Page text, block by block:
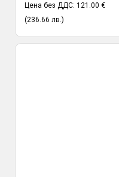
Цена без ДДС: 121.00 €
(236.66 лв.)